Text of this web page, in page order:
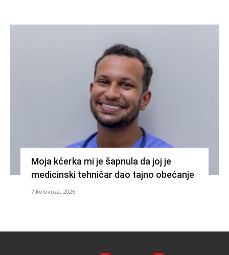
Moja kćerka mi je šapnula da joj je
medicinski tehničar dao tajno obećanje
7 kolovoza, 2026